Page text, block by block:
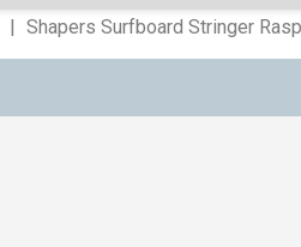
Shapers Surfboard Stringer